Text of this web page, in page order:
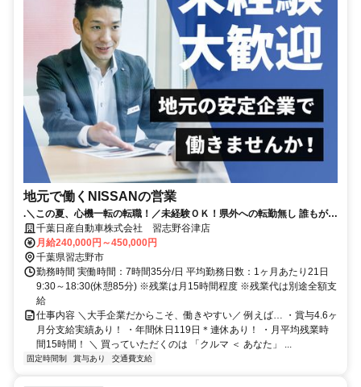
地元で働くNISSANの営業
.＼この夏、心機一転の転職！／未経験ＯＫ！県外への転勤無し 誰もが知
る安心な会社！賞与4.6か月支給！（昨年度実績）
千葉日産自動車株式会社 習志野谷津店
月給240,000円～450,000円
千葉県習志野市
勤務時間 実働時間：7時間35分/日 平均勤務日数：1ヶ月あたり21日
9:30～18:30(休憩85分) ※残業は月15時間程度 ※残業代は別途全額支
給
仕事内容 ＼大手企業だからこそ、働きやすい／ 例えば… ・賞与4.6ヶ
月分支給実績あり！ ・年間休日119日＊連休あり！ ・月平均残業時
間15時間！ ＼ 買っていただくのは 「クルマ ＜ あなた」 ...
固定時間制 賞与あり 交通費支給